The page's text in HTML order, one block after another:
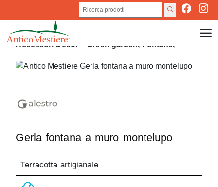
AccessoriDecor>Green garden,Fontane,
Gerla fontana a muro montelupo
Terracotta artigianale